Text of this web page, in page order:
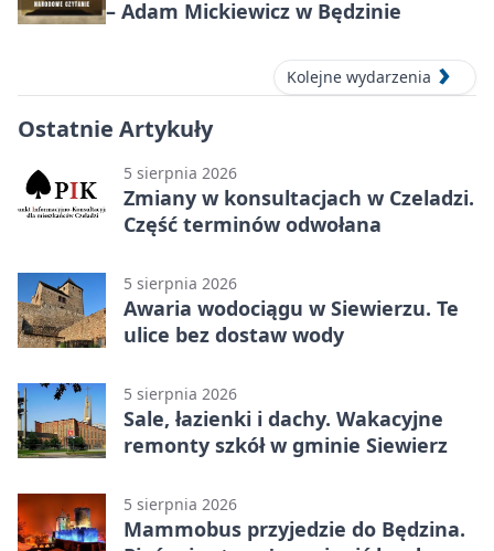
– Adam Mickiewicz w Będzinie
Kolejne wydarzenia
Ostatnie Artykuły
5 sierpnia 2026
Zmiany w konsultacjach w Czeladzi.
Część terminów odwołana
5 sierpnia 2026
Awaria wodociągu w Siewierzu. Te
ulice bez dostaw wody
5 sierpnia 2026
Sale, łazienki i dachy. Wakacyjne
remonty szkół w gminie Siewierz
5 sierpnia 2026
Mammobus przyjedzie do Będzina.